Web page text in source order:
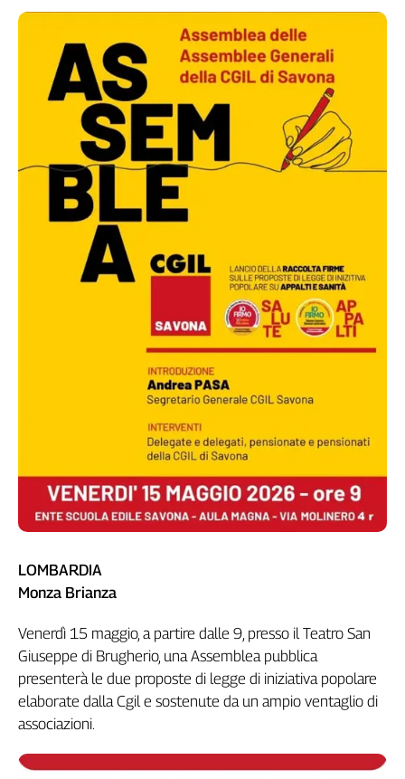
LOMBARDIA
Monza Brianza
Venerdì 15 maggio, a partire dalle 9, presso il Teatro San
Giuseppe di Brugherio, una Assemblea pubblica
presenterà le due proposte di legge di iniziativa popolare
elaborate dalla Cgil e sostenute da un ampio ventaglio di
associazioni.